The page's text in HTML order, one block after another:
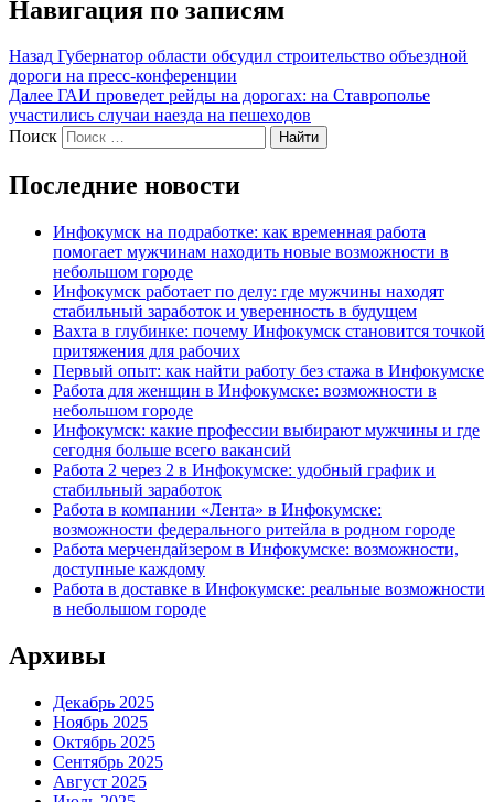
Навигация по записям
Назад Губернатор области обсудил строительство объездной
дороги на пресс-конференции
Далее ГАИ проведет рейды на дорогах: на Ставрополье
участились случаи наезда на пешеходов
Поиск
Найти
Последние новости
Инфокумск на подработке: как временная работа
помогает мужчинам находить новые возможности в
небольшом городе
Инфокумск работает по делу: где мужчины находят
стабильный заработок и уверенность в будущем
Вахта в глубинке: почему Инфокумск становится точкой
притяжения для рабочих
Первый опыт: как найти работу без стажа в Инфокумске
Работа для женщин в Инфокумске: возможности в
небольшом городе
Инфокумск: какие профессии выбирают мужчины и где
сегодня больше всего вакансий
Работа 2 через 2 в Инфокумске: удобный график и
стабильный заработок
Работа в компании «Лента» в Инфокумске:
возможности федерального ритейла в родном городе
Работа мерчендайзером в Инфокумске: возможности,
доступные каждому
Работа в доставке в Инфокумске: реальные возможности
в небольшом городе
Архивы
Декабрь 2025
Ноябрь 2025
Октябрь 2025
Сентябрь 2025
Август 2025